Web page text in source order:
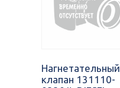
Нагнетательный
клапан 131110-